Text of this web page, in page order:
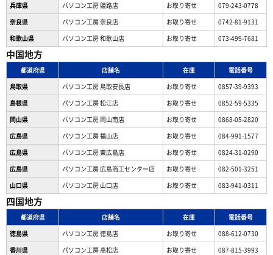
兵庫県
パソコン工房 姫路店 お取り寄せ
079-243-0778
奈良県
パソコン工房 奈良店 お取り寄せ
0742-81-9131
和歌山県
パソコン工房 和歌山店 お取り寄せ 073-499-7681
中国地方
都道府県 店舗名 在庫
電話番号
鳥取県
パソコン工房 鳥取安長店 お取り寄せ
0857-39-9393
島根県
パソコン工房 松江店 お取り寄せ
0852-59-5335
岡山県
パソコン工房 岡山南店 お取り寄せ
0868-05-2820
広島県
パソコン工房 福山店 お取り寄せ
084-991-1577
広島県
パソコン工房 東広島店 お取り寄せ
0824-31-0290
広島県
パソコン工房 広島商工センター店 お取り寄せ
082-501-3251
山口県
パソコン工房 山口店 お取り寄せ 083-941-0311
四国地方
都道府県 店舗名 在庫
電話番号
徳島県
パソコン工房 徳島店 お取り寄せ
088-612-0730
香川県
パソコン工房 高松店 お取り寄せ 087-815-3993